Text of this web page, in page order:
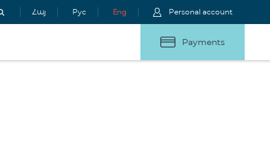
Հայ Рус Eng Personal account
Payments